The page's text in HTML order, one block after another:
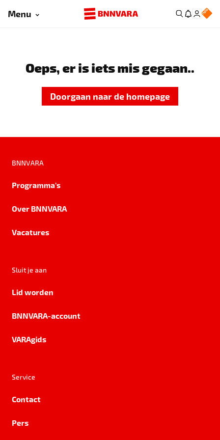
Menu
Oeps, er is iets mis gegaan..
Doorgaan naar de homepage
BNNVARA
Programma's
Over BNNVARA
Vacatures
Sluit je aan
Lid worden
BNNVARA-account
VARAgids
Service
Contact
Pers